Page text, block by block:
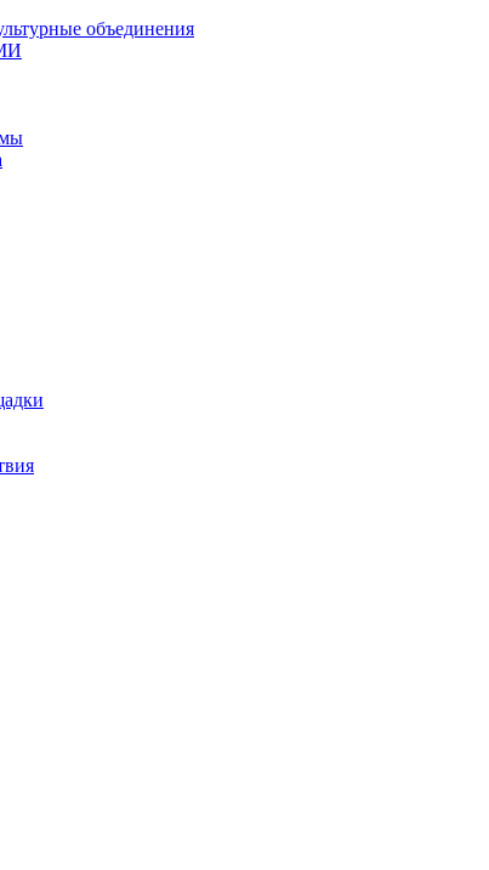
объединения